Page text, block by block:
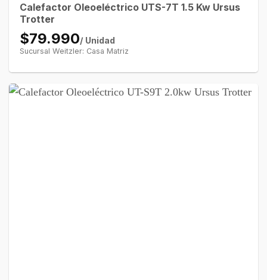
Calefactor Oleoeléctrico UTS-7T 1.5 Kw Ursus
Trotter
$79.990/ Unidad
Sucursal Weitzler: Casa Matriz